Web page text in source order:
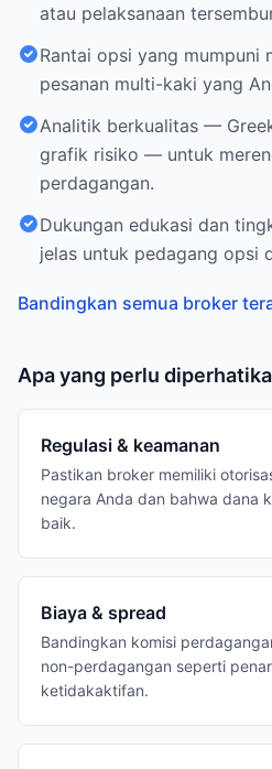
atau pelaksanaan
Rantai opsi yang mumpuni
pesanan multi-kaki yang
Analitik berkualitas —
grafik risiko — untuk
perdagangan.
Dukungan edukasi dan
jelas untuk pedagang opsi
Bandingkan semua broker
Apa yang perlu
Regulasi & keamanan
Pastikan broker memiliki
negara Anda dan bahwa dana
baik.
Biaya & spread
Bandingkan komisi
non-perdagangan seperti
ketidakaktifan.